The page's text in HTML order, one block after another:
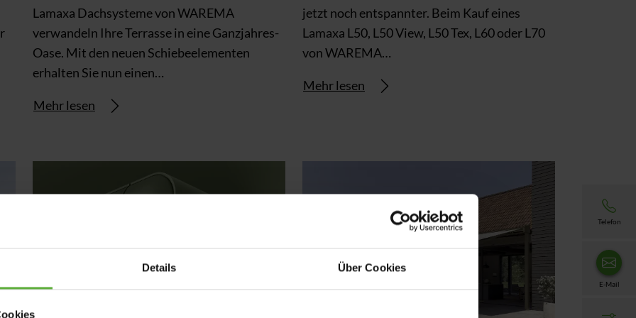
Details Über Cookies
Lamaxa Dachsysteme von WAREMA
verwandeln Ihre Terrasse in eine Ganzjahres-
Oase. Mit den neuen Schiebeelementen
erhalten Sie nun einen…
Mehr lesen
jetzt noch entspannter. Beim Kauf eines
Lamaxa L50, L50 View, L50 Tex, L60 oder L70
von WAREMA…
Mehr lesen
Telefon
E-Mail